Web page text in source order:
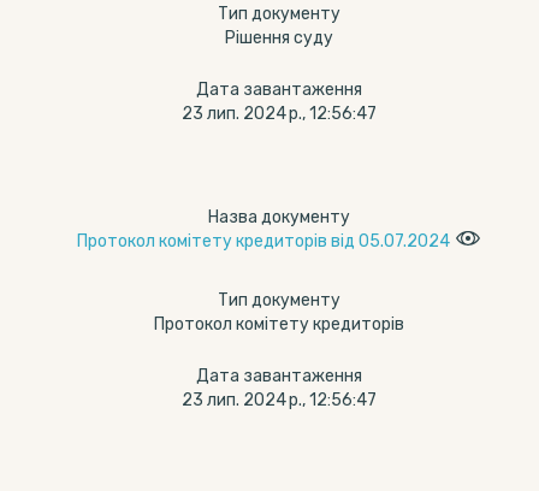
Тип документу
Рішення суду
Дата завантаження
23 лип. 2024 р., 12:56:47
Назва документу
Протокол комітету кредиторів від 05.07.2024
Тип документу
Протокол комітету кредиторів
Дата завантаження
23 лип. 2024 р., 12:56:47